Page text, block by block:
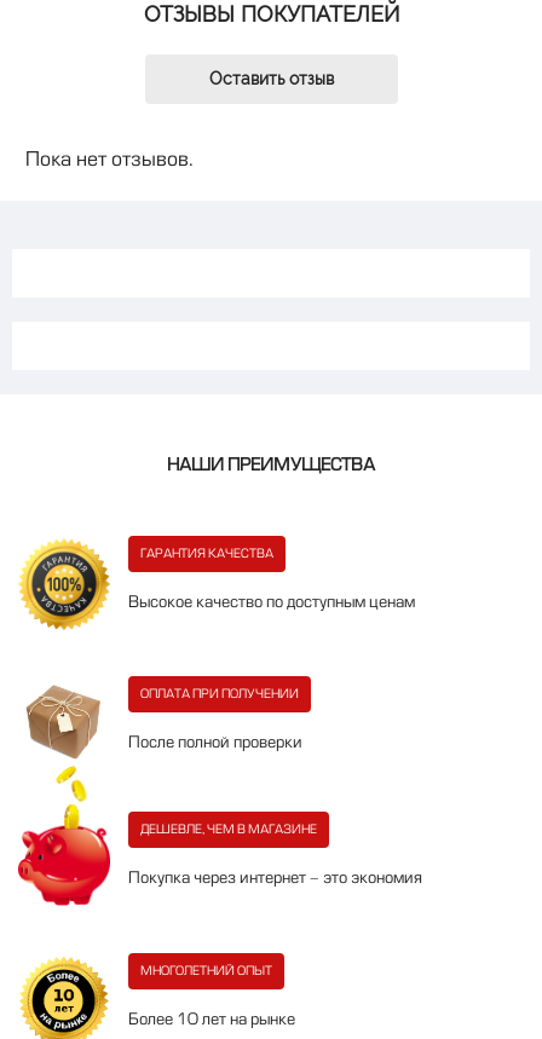
ОТЗЫВЫ ПОКУПАТЕЛЕЙ
Оставить отзыв
Пока нет отзывов.
НАШИ ПРЕИМУЩЕСТВА
ГАРАНТИЯ КАЧЕСТВА
Высокое качество по доступным ценам
ОПЛАТА ПРИ ПОЛУЧЕНИИ
После полной проверки
ДЕШЕВЛЕ, ЧЕМ В МАГАЗИНЕ
Покупка через интернет - это экономия
МНОГОЛЕТНИЙ ОПЫТ
Более 10 лет на рынке